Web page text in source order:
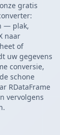
gratis
— plak,
naar
of
uw gegevens
conversie,
schone
RDataFrame
vervolgens